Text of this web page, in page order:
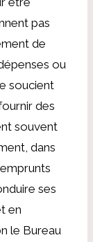
pas
de
ou
soucient
des
souvent
dans
ses
en
le Bureau